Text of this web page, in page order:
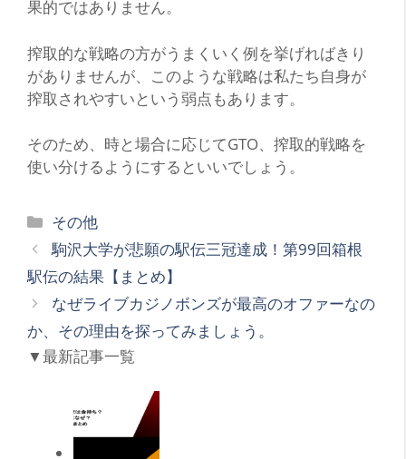
果的ではありません。
搾取的な戦略の方がうまくいく例を挙げればきり
がありませんが、このような戦略は私たち自身が
搾取されやすいという弱点もあります。
そのため、時と場合に応じてGTO、搾取的戦略を
使い分けるようにするといいでしょう。
カ
テ
ゴ
リ
ー
その他
駒沢大学が悲願の駅伝三冠達成！第99回箱根
駅伝の結果【まとめ】
なぜライブカジノボンズが最高のオファーなの
か、その理由を探ってみましょう。
▼最新記事一覧